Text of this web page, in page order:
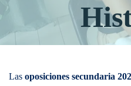
Las oposiciones secundaria